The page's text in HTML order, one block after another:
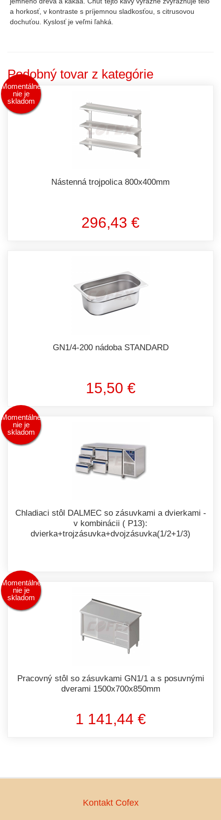
a horkosť, v kontraste s príjemnou sladkosťou, s citrusovou
dochuťou. Kyslosť je veľmi ľahká.
Podobný tovar z kategórie
Momentálne
nie je
skladom
Nástenná trojpolica 800x400mm
296,43 €
GN1/4-200 nádoba STANDARD
15,50 €
Momentálne
nie je
skladom
Chladiaci stôl DALMEC so zásuvkami a dvierkami -
v kombinácii ( P13):
dvierka+trojzásuvka+dvojzásuvka(1/2+1/3)
Momentálne
nie je
skladom
Pracovný stôl so zásuvkami GN1/1 a s posuvnými
dverami 1500x700x850mm
1 141,44 €
Kontakt Cofex